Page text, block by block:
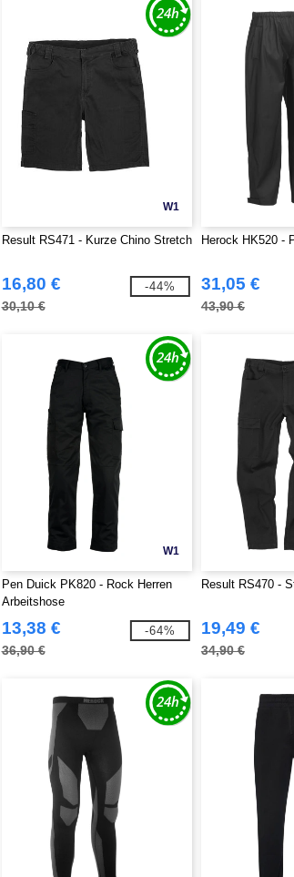
W1
Result RS471 - Kurze Chino Stretch
16,80 €
30,10 €
-44%
Herock HK520 -
31,05 €
43,90 €
W1
Pen Duick PK820 - Rock Herren
Arbeitshose
13,38 €
36,90 €
-64%
Result RS470 -
19,49 €
34,90 €